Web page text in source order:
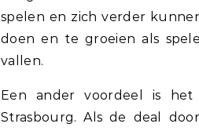
spelen en zich verder
doen en te groeien als
vallen.
Een ander voordeel is
Strasbourg. Als de deal